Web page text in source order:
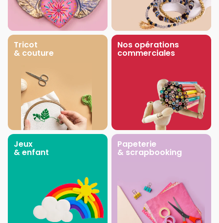
Tricot
& couture
Nos opérations
commerciales
Jeux
& enfant
Papeterie
& scrapbooking